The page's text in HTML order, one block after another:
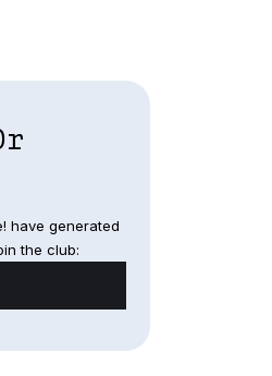
have generated
the club: